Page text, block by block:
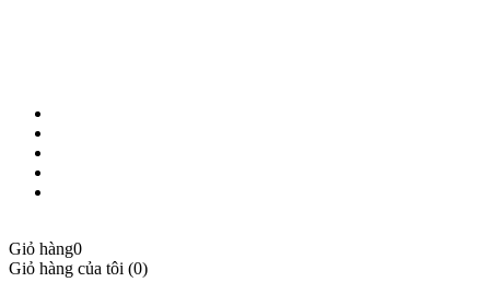
Giỏ hàng0
Giỏ hàng của tôi (0)